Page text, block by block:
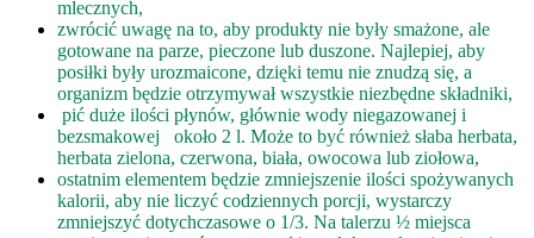
mlecznych,
zwrócić uwagę na to, aby produkty nie były smażone, ale
gotowane na parze, pieczone lub duszone. Najlepiej, aby
posiłki były urozmaicone, dzięki temu nie znudzą się, a
organizm będzie otrzymywał wszystkie niezbędne składniki,
pić duże ilości płynów, głównie wody niegazowanej i
bezsmakowej około 2 l. Może to być również słaba herbata,
herbata zielona, czerwona, biała, owocowa lub ziołowa,
ostatnim elementem będzie zmniejszenie ilości spożywanych
kalorii, aby nie liczyć codziennych porcji, wystarczy
zmniejszyć dotychczasowe o 1/3. Na talerzu ½ miejsca